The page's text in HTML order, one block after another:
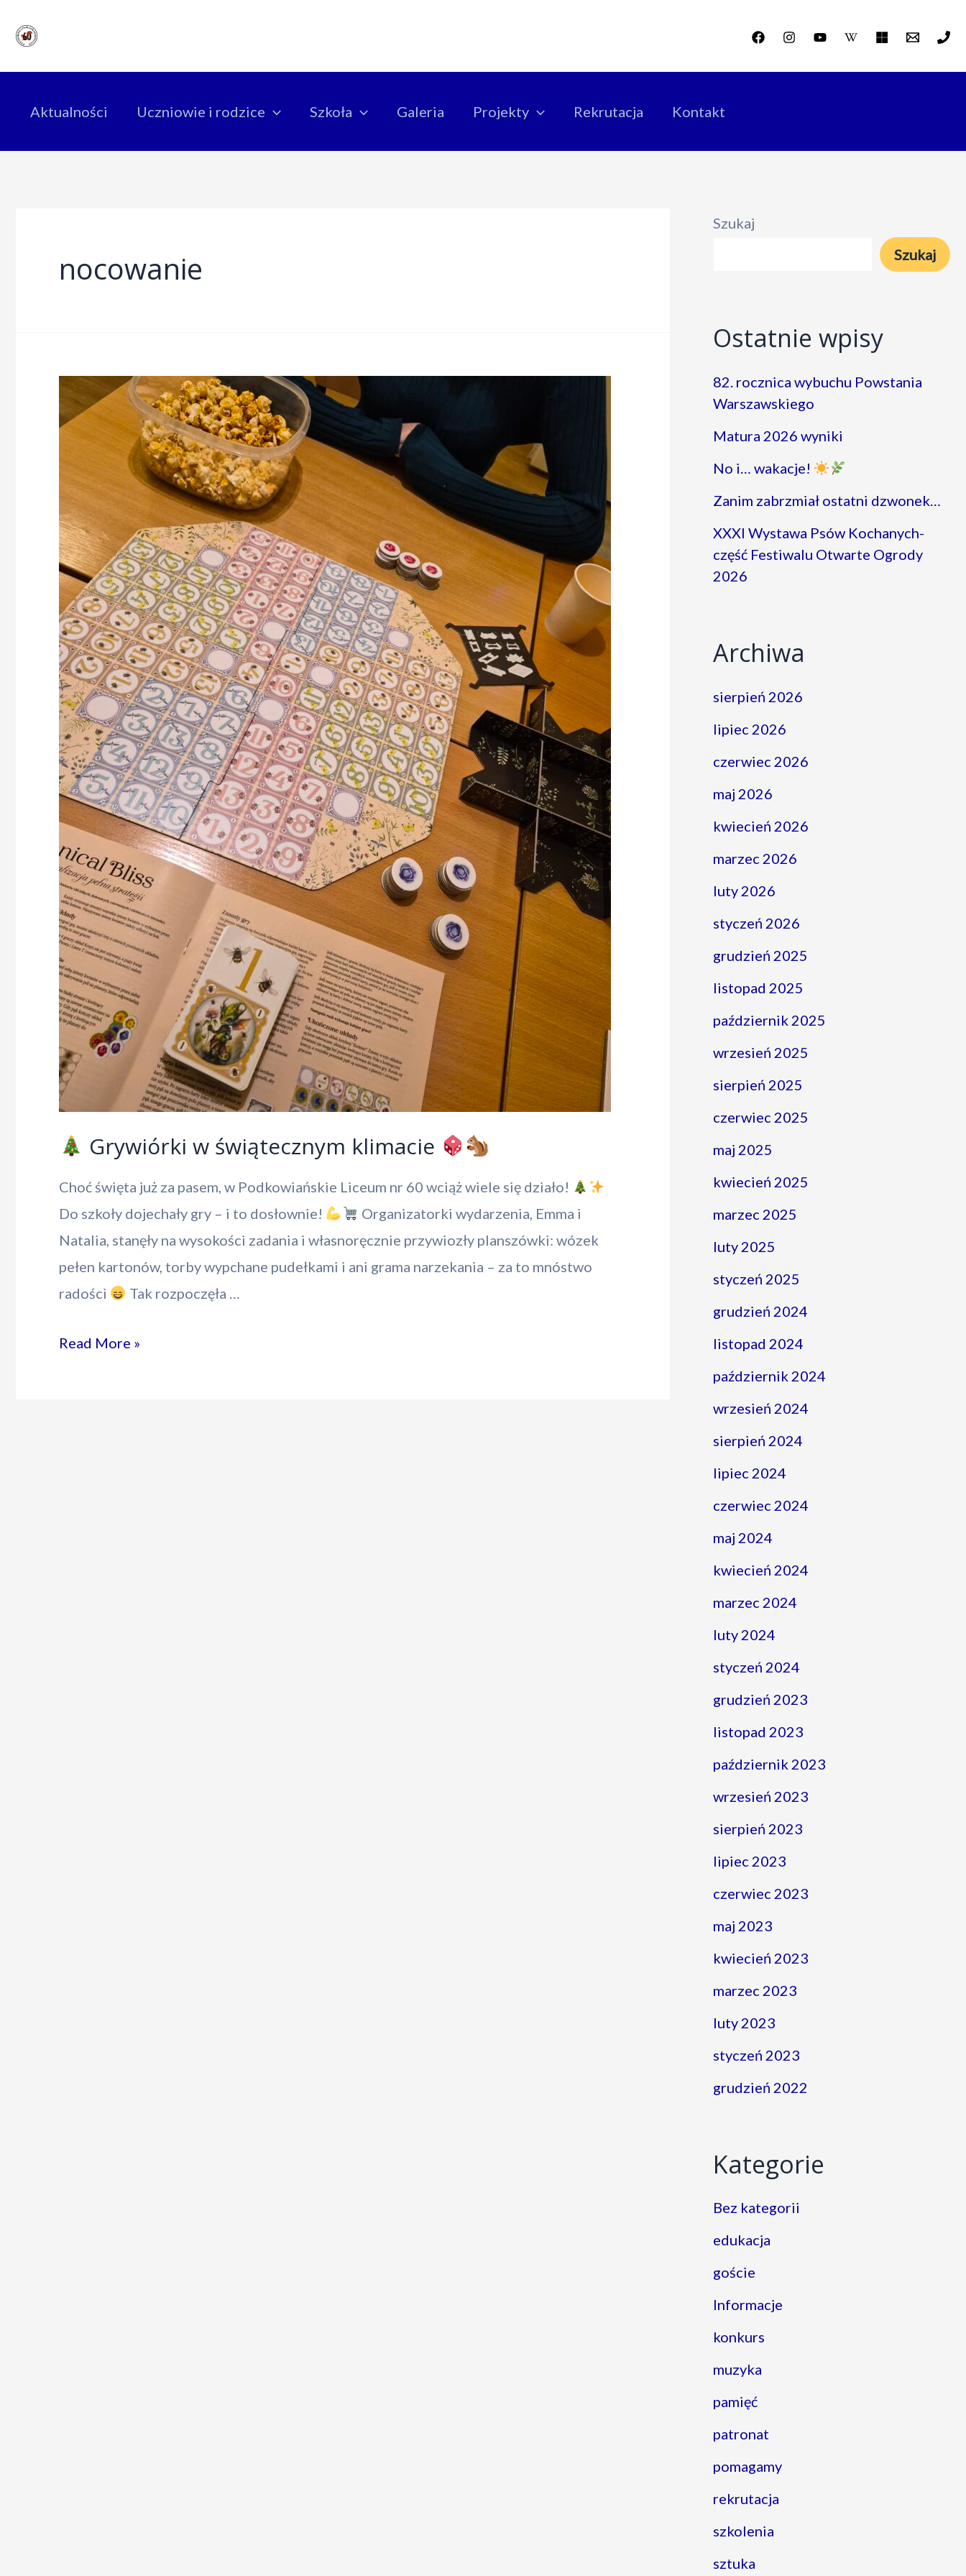
Aktualności Uczniowie i rodzice Szkoła Galeria Projekty Rekrutacja Kontakt
nocowanie
Grywiórki w świątecznym klimacie
Choć święta już za pasem, w Podkowiańskie Liceum nr 60 wciąż wiele się działo!
Do szkoły dojechały gry – i to dosłownie!
Organizatorki wydarzenia, Emma i
Natalia, stanęły na wysokości zadania i własnoręcznie przywiozły planszówki: wózek
pełen kartonów, torby wypchane pudełkami i ani grama narzekania – za to mnóstwo
radości
Tak rozpoczęła …
Read More »
Szukaj
Szukaj
Ostatnie wpisy
82. rocznica wybuchu Powstania
Warszawskiego
Matura 2026 wyniki
No i… wakacje!
Zanim zabrzmiał ostatni dzwonek…
XXXI Wystawa Psów Kochanych-
część Festiwalu Otwarte Ogrody
2026
Archiwa
sierpień 2026
lipiec 2026
czerwiec 2026
maj 2026
kwiecień 2026
marzec 2026
luty 2026
styczeń 2026
grudzień 2025
listopad 2025
październik 2025
wrzesień 2025
sierpień 2025
czerwiec 2025
maj 2025
kwiecień 2025
marzec 2025
luty 2025
styczeń 2025
grudzień 2024
listopad 2024
październik 2024
wrzesień 2024
sierpień 2024
lipiec 2024
czerwiec 2024
maj 2024
kwiecień 2024
marzec 2024
luty 2024
styczeń 2024
grudzień 2023
listopad 2023
październik 2023
wrzesień 2023
sierpień 2023
lipiec 2023
czerwiec 2023
maj 2023
kwiecień 2023
marzec 2023
luty 2023
styczeń 2023
grudzień 2022
Kategorie
Bez kategorii
edukacja
goście
Informacje
konkurs
muzyka
pamięć
patronat
pomagamy
rekrutacja
szkolenia
sztuka